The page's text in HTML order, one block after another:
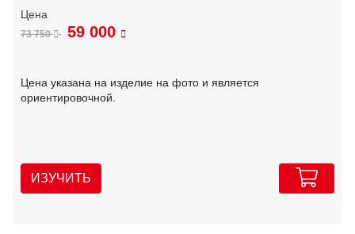
73 750 59 000
Цена указана на изделие на фото и является
ориентировочной.
ИЗУЧИТЬ